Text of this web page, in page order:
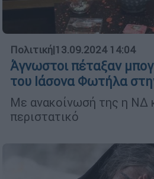
Πολιτική|13.09.2024 14:04
Άγνωστοι πέταξαν
του Ιάσονα Φωτήλα
Με ανακοίνωσή της η ΝΔ
περιστατικό